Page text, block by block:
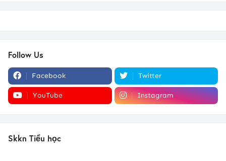
Follow Us
Facebook Twitter
YouTube Instagram
Skkn Tiểu học